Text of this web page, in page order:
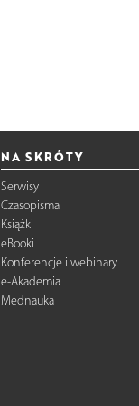
NA SKRÓTY
Serwisy
Czasopisma
Książki
eBooki
Konferencje i webinary
e-Akademia
Mednauka